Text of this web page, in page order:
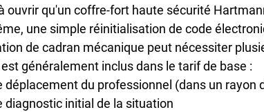
ouvrir qu'un coffre-fort haute sécurité
une simple réinitialisation de code
de cadran mécanique peut nécessiter
généralement inclus dans le tarif de base :
déplacement du professionnel (dans un rayon
diagnostic initial de la situation